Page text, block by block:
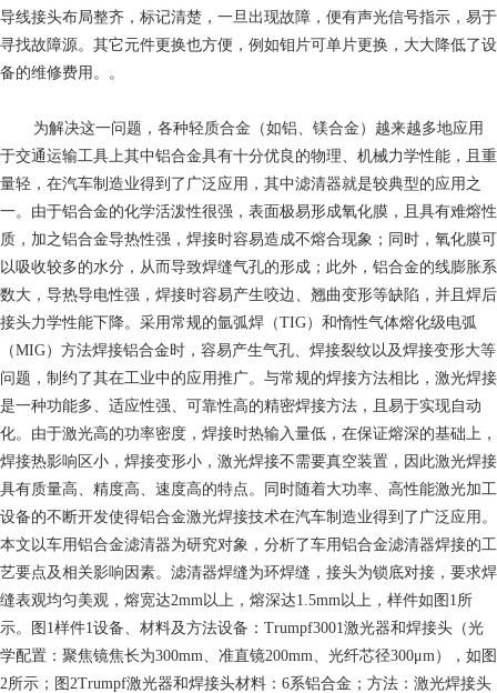
导线接头布局整齐，标记清楚，一旦出现故障，便有声光信号指示，易于
寻找故障源。其它元件更换也方便，例如钼片可单片更换，大大降低了设
备的维修费用。。
为解决这一问题，各种轻质合金（如铝、镁合金）越来越多地应用
于交通运输工具上其中铝合金具有十分优良的物理、机械力学性能，且重
量轻，在汽车制造业得到了广泛应用，其中滤清器就是较典型的应用之
一。由于铝合金的化学活泼性很强，表面极易形成氧化膜，且具有难熔性
质，加之铝合金导热性强，焊接时容易造成不熔合现象；同时，氧化膜可
以吸收较多的水分，从而导致焊缝气孔的形成；此外，铝合金的线膨胀系
数大，导热导电性强，焊接时容易产生咬边、翘曲变形等缺陷，并且焊后
接头力学性能下降。采用常规的氩弧焊（TIG）和惰性气体熔化级电弧
（MIG）方法焊接铝合金时，容易产生气孔、焊接裂纹以及焊接变形大等
问题，制约了其在工业中的应用推广。与常规的焊接方法相比，激光焊接
是一种功能多、适应性强、可靠性高的精密焊接方法，且易于实现自动
化。由于激光高的功率密度，焊接时热输入量低，在保证熔深的基础上，
焊接热影响区小，焊接变形小，激光焊接不需要真空装置，因此激光焊接
具有质量高、精度高、速度高的特点。同时随着大功率、高性能激光加工
设备的不断开发使得铝合金激光焊接技术在汽车制造业得到了广泛应用。
本文以车用铝合金滤清器为研究对象，分析了车用铝合金滤清器焊接的工
艺要点及相关影响因素。滤清器焊缝为环焊缝，接头为锁底对接，要求焊
缝表观均匀美观，熔宽达2mm以上，熔深达1.5mm以上，样件如图1所
示。图1样件1设备、材料及方法设备：Trumpf3001激光器和焊接头（光
学配置：聚焦镜焦长为300mm、准直镜200mm、光纤芯径300μm），如图
2所示；图2Trumpf激光器和焊接头材料：6系铝合金；方法：激光焊接头